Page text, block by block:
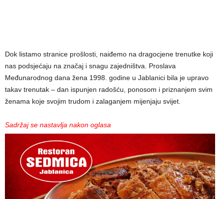
Dok listamo stranice prošlosti, naiđemo na dragocjene trenutke koji
nas podsjećaju na značaj i snagu zajedništva. Proslava
Međunarodnog dana žena 1998. godine u Jablanici bila je upravo
takav trenutak – dan ispunjen radošću, ponosom i priznanjem svim
ženama koje svojim trudom i zalaganjem mijenjaju svijet.
Sadržaj se nastavlja nakon oglasa